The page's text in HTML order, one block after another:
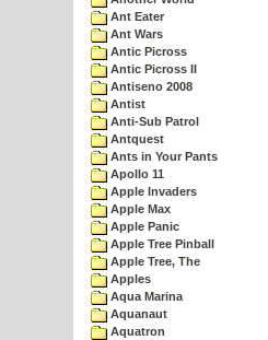
Ant Eater
Ant Wars
Antic Picross
Antic Picross II
Antiseno 2008
Antist
Anti-Sub Patrol
Antquest
Ants in Your Pants
Apollo 11
Apple Invaders
Apple Max
Apple Panic
Apple Tree Pinball
Apple Tree, The
Apples
Aqua Marina
Aquanaut
Aquatron